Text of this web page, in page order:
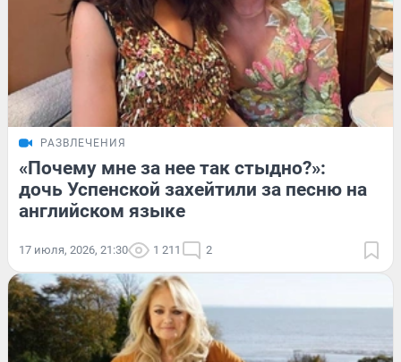
РАЗВЛЕЧЕНИЯ
«Почему мне за нее так стыдно?»:
дочь Успенской захейтили за песню на
английском языке
17 июля, 2026, 21:30 1 211 2